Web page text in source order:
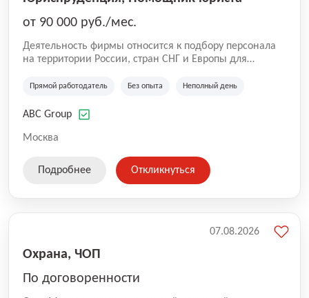
от 90 000 руб./мес.
Деятельность фирмы относится к подбору персонала
на территории России, стран СНГ и Европы для
культуре и развлечениям, информационным
Прямой работодатель Без опыта Неполный день
ABC Group
Москва
Подробнее Откликнуться
Охрана, ЧОП
По договоренности
07.08.2026